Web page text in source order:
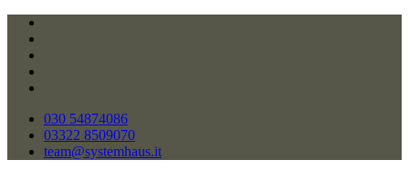
030 54874086
03322 8509070
team@systemhaus.it